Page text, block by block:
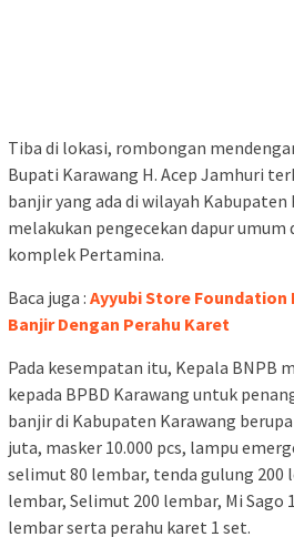
Tiba di lokasi, rombongan
Bupati Karawang H. Acep Jamhuri
banjir yang ada di wilayah Kabupaten
melakukan pengecekan dapur umum
komplek Pertamina.
Baca juga : Ayyubi Store Foundation
Banjir Dengan Perahu Karet
Pada kesempatan itu, Kepala BNPB
kepada BPBD Karawang untuk
banjir di Kabupaten Karawang
juta, masker 10.000 pcs, lampu
selimut 80 lembar, tenda gulung 200
lembar, Selimut 200 lembar, Mi Sago
lembar serta perahu karet 1 set.